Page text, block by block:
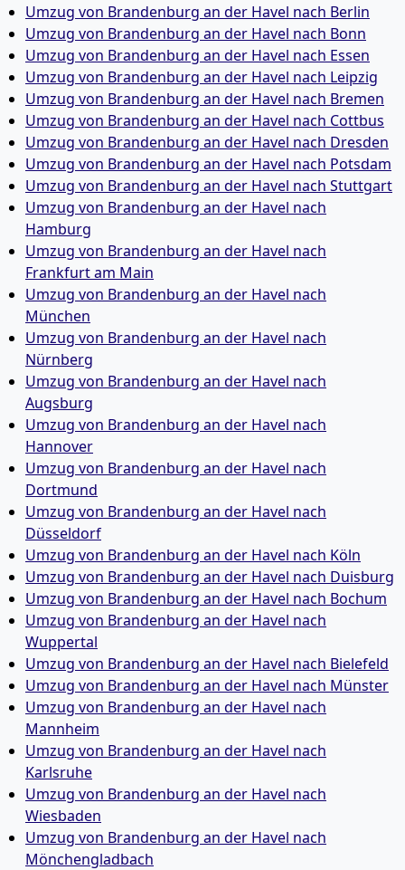
Umzug von Brandenburg an der Havel nach Berlin
Umzug von Brandenburg an der Havel nach Bonn
Umzug von Brandenburg an der Havel nach Essen
Umzug von Brandenburg an der Havel nach Leipzig
Umzug von Brandenburg an der Havel nach Bremen
Umzug von Brandenburg an der Havel nach Cottbus
Umzug von Brandenburg an der Havel nach Dresden
Umzug von Brandenburg an der Havel nach Potsdam
Umzug von Brandenburg an der Havel nach Stuttgart
Umzug von Brandenburg an der Havel nach
Hamburg
Umzug von Brandenburg an der Havel nach
Frankfurt am Main
Umzug von Brandenburg an der Havel nach
München
Umzug von Brandenburg an der Havel nach
Nürnberg
Umzug von Brandenburg an der Havel nach
Augsburg
Umzug von Brandenburg an der Havel nach
Hannover
Umzug von Brandenburg an der Havel nach
Dortmund
Umzug von Brandenburg an der Havel nach
Düsseldorf
Umzug von Brandenburg an der Havel nach Köln
Umzug von Brandenburg an der Havel nach Duisburg
Umzug von Brandenburg an der Havel nach Bochum
Umzug von Brandenburg an der Havel nach
Wuppertal
Umzug von Brandenburg an der Havel nach Bielefeld
Umzug von Brandenburg an der Havel nach Münster
Umzug von Brandenburg an der Havel nach
Mannheim
Umzug von Brandenburg an der Havel nach
Karlsruhe
Umzug von Brandenburg an der Havel nach
Wiesbaden
Umzug von Brandenburg an der Havel nach
Mönchen­gladbach